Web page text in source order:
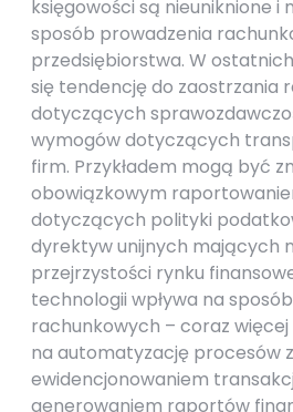
księgowości są nieuniknione i
sposób prowadzenia
przedsiębiorstwa. W
się tendencję do zaostrzania
dotyczących
wymogów dotyczących
firm. Przykładem mogą być
obowiązkowym
dotyczących polityki
dyrektyw unijnych mających
przejrzystości rynku
technologii wpływa na
rachunkowych – coraz
na automatyzację procesów
ewidencjonowaniem
generowaniem raportów